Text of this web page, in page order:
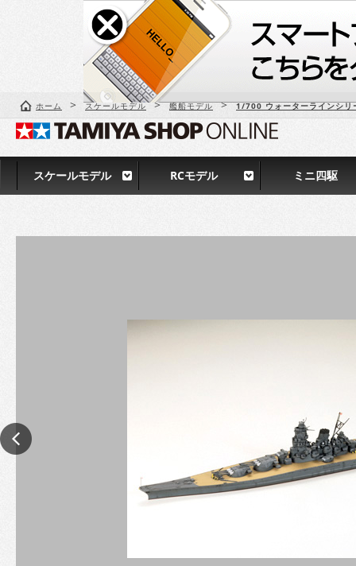
スケールモデル RCモデル ミニ四駆
ホーム > スケールモデル > 艦船モデル > 1/700 ウォーターラインシリ